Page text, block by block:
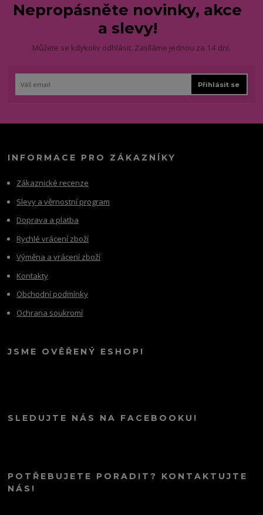
Nepropásněte novinky, akce
a slevy!
Můžete se kdykoliv odhlásit. Zasíláme jednou za 14 dní.
Přihlásit se
INFORMACE PRO ZÁKAZNÍKY
Zákaznické recenze
Slevy a věrnostní program
Doprava a platba
Rychlé vrácení zboží
Výměna a vrácení zboží
Kontakty
Obchodní podmínky
Ochrana soukromí
JSME OVĚŘENÝ ESHOP!
SLEDUJTE NÁS NA FACEBOOKU!
POTŘEBUJETE PORADIT? KONTAKTUJTE
NÁS!